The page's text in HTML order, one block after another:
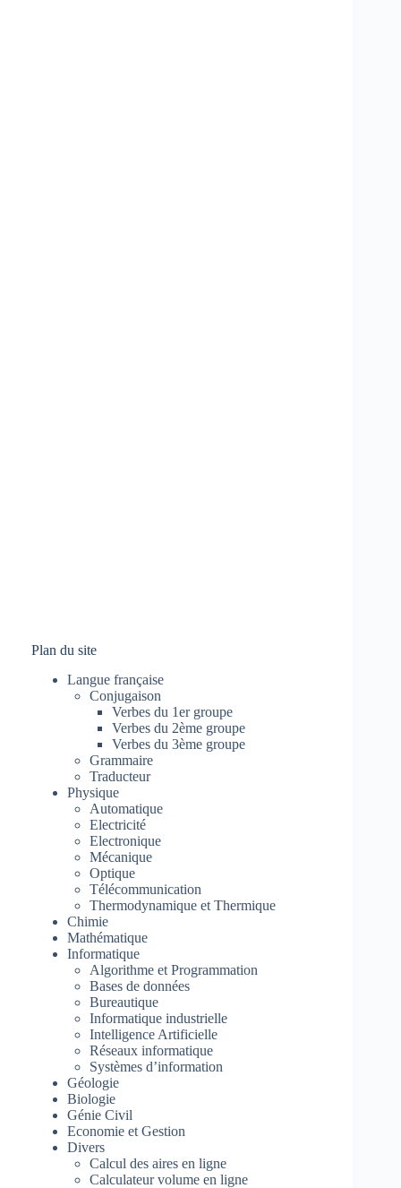
Plan du site
Langue française
Conjugaison
Verbes du 1er groupe
Verbes du 2ème groupe
Verbes du 3ème groupe
Grammaire
Traducteur
Physique
Automatique
Electricité
Electronique
Mécanique
Optique
Télécommunication
Thermodynamique et Thermique
Chimie
Mathématique
Informatique
Algorithme et Programmation
Bases de données
Bureautique
Informatique industrielle
Intelligence Artificielle
Réseaux informatique
Systèmes d’information
Géologie
Biologie
Génie Civil
Economie et Gestion
Divers
Calcul des aires en ligne
Calculateur volume en ligne